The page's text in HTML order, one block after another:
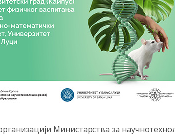
Министарства за